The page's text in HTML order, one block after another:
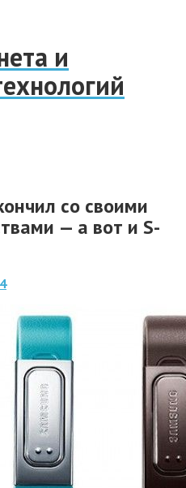
и
со своими
— а вот и S-